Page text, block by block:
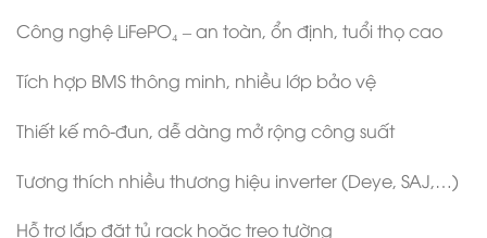
Công nghệ LiFePO₄ – an toàn, ổn định, tuổi thọ cao
Tích hợp BMS thông minh, nhiều lớp bảo vệ
Thiết kế mô-đun, dễ dàng mở rộng công suất
Tương thích nhiều thương hiệu inverter (Deye, SAJ,…)
Hỗ trợ lắp đặt tủ rack hoặc treo tường